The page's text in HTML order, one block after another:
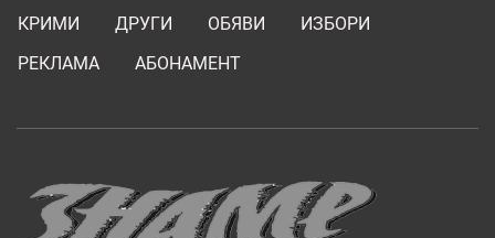
КРИМИ
ДРУГИ ОБЯВИ
ИЗБОРИ
РЕКЛАМА
АБОНАМЕНТ